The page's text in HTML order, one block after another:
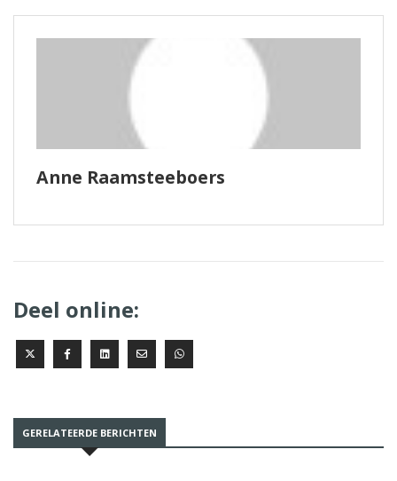
Anne Raamsteeboers
Deel online:
GERELATEERDE BERICHTEN